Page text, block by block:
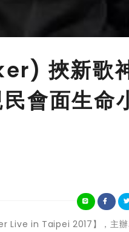
挾新歌
會面生命
Live in Taipei 2017 】，主